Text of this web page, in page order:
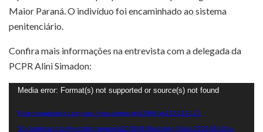
Maior Paraná. O indivíduo foi encaminhado ao sistema
penitenciário.
Confira mais informações na entrevista com a delegada da
PCPR Alini Simadon:
Tocador
vídeo
Media error: Format(s) not supported or source(s) not found
Fazer download do arquivo: https://webapp413966.ip-172-233-177-
57.cloudezapp.io/wp-content/uploads/2025/01/WhatsApp-Video-2025-01-02-at-